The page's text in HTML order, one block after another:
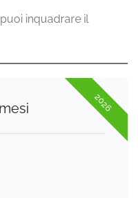
inquadrare il
2026